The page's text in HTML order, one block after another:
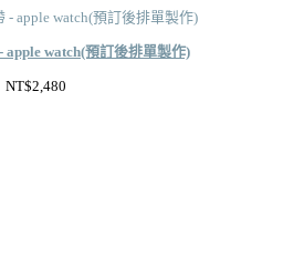
價
NT$2,280。
價
NT$1,938。
apple watch(預訂後排單製作)
NT$2,480